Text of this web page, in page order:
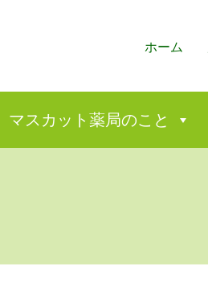
ホーム
マスカット薬局のこと